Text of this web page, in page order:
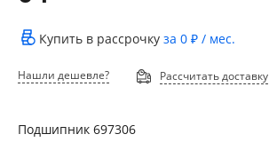
Купить в рассрочку за 0 ₽ / мес.
Нашли дешевле? Рассчитать доставку
Подшипник 697306